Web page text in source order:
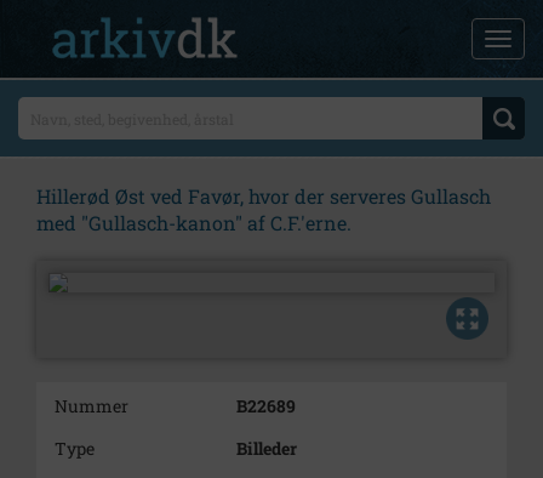
Hillerød Øst ved Favør, hvor der serveres Gullasch
med "Gullasch-kanon" af C.F.'erne.
Nummer
B22689
Type
Billeder